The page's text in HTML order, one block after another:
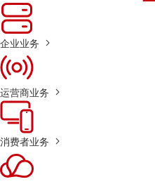
企业业务
运营商业务
消费者业务